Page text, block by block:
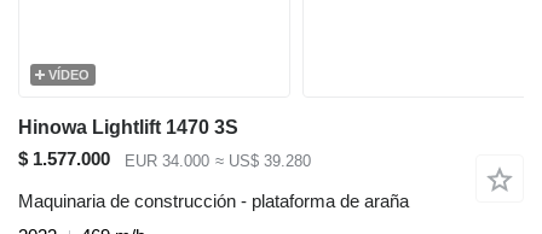
VÍDEO
Hinowa Lightlift 1470 3S
$ 1.577.000
EUR 34.000 ≈ US$ 39.280
Maquinaria de construcción - plataforma de araña